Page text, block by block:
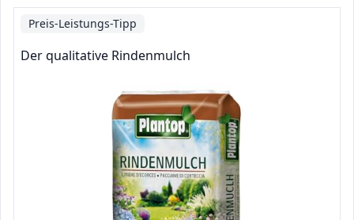
Preis-Leistungs-Tipp
Der qualitative Rindenmulch